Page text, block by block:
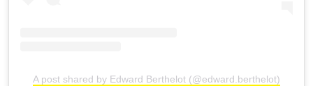
A post shared by Edward Berthelot (@edward.berthelot)